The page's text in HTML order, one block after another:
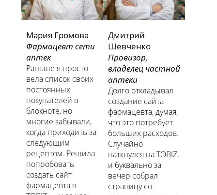
Мария Громова
Фармацевт сети
аптек
Раньше я просто
вела список своих
постоянных
покупателей в
блокноте, но
многие забывали,
когда приходить за
следующим
рецептом. Решила
попробовать
создать сайт
фармацевта в
Дмитрий
Шевченко
Провизор,
владелец частной
аптеки
Долго откладывал
создание сайта
фармацевта, думая,
что это потребует
больших расходов.
Случайно
наткнулся на TOBIZ,
и буквально за
вечер собрал
страницу со